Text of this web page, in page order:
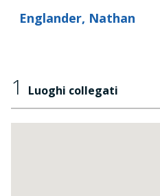
Englander, Nathan
1 Luoghi collegati